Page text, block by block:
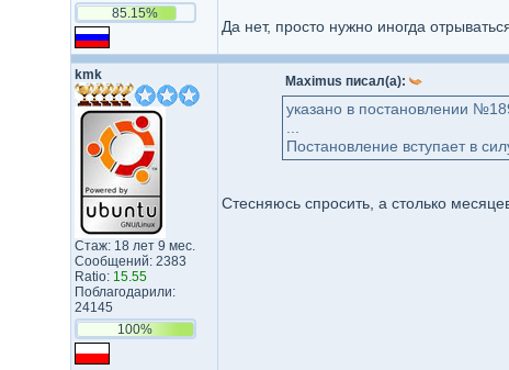
85.15%
Да нет, просто нужно иногда
kmk
Стаж: 18 лет 9 мес.
Сообщений: 2383
Ratio: 15.55
Поблагодарили:
24145
100%
Maximus писал(а):
указано в постановлении
Постановление вступает в
Стесняюсь спросить, а столько